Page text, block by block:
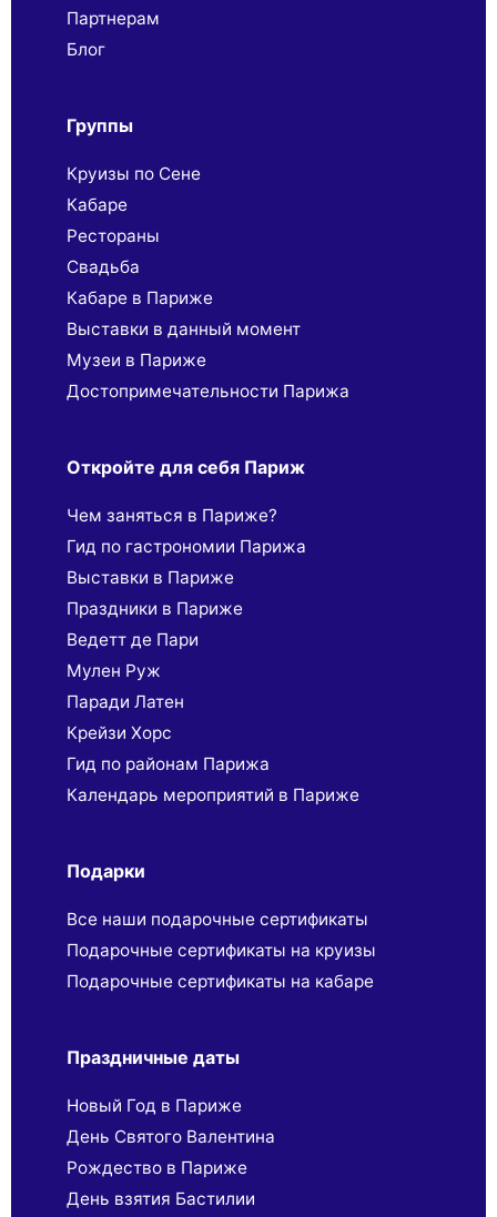
Партнерaм
Блог
Группы
Круизы по Сене
Кабаре
Рестораны
Свадьба
Кабаре в Париже
Выставки в данный момент
Музеи в Париже
Достопримечательности Парижа
Откройте для себя Париж
Чем заняться в Париже?
Гид по гастрономии Парижа
Выставки в Париже
Праздники в Париже
Ведетт де Пари
Мулен Руж
Паради Латен
Крейзи Хорс
Гид по районам Парижа
Календарь мероприятий в Париже
Подарки
Все наши подарочные сертификаты
Подарочные сертификаты на круизы
Подарочные сертификаты на кабаре
Праздничные даты
Новый Год в Париже
День Святого Валентина
Рождество в Париже
День взятия Бастилии